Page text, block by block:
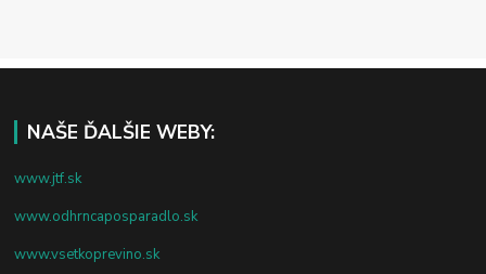
NAŠE ĎALŠIE WEBY:
www.jtf.sk
www.odhrncaposparadlo.sk
www.vsetkoprevino.sk